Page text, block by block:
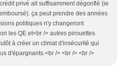
privé ait suffisamment dégonflé (ie
ça peut prendre des années
politiques n'y changeront
les QE et<br /> autres pirouettes
à créer un climat d'insécurité qui
d'épargnants.<br /> <br /> <br />